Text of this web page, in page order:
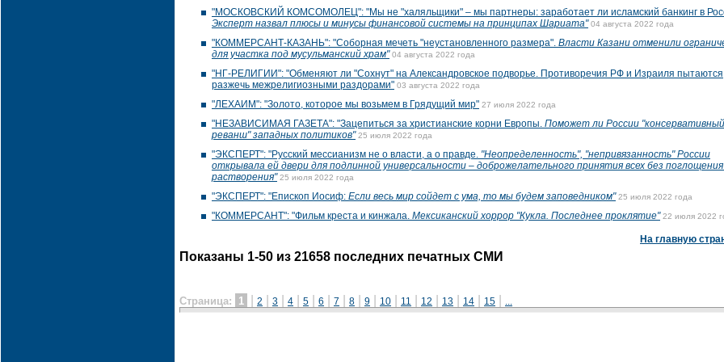
"МОСКОВСКИЙ КОМСОМОЛЕЦ": "Мы не "халяльщики" – мы партнеры: заработает ли исламский банкинг в
Эксперт назвал плюсы и минусы финансовой системы на принципах Шариата" 04 августа 2022 года
"КОММЕРСАНТ-КАЗАНЬ": "Соборная мечеть "неустановленного размера". Власти Казани отменили
для участка под мусульманский храм" 04 августа 2022 года
"НГ-РЕЛИГИИ": "Обменяют ли "Сохнут" на Александровское подворье. Противоречия РФ и Израиля пытаются
разжечь межрелигиозными раздорами" 03 августа 2022 года
"ЛЕХАИМ": "Золото, которое мы возьмем в Грядущий мир" 27 июля 2022 года
"НЕЗАВИСИМАЯ ГАЗЕТА": "Зацепиться за христианские корни Европы. Поможет ли России "консервативный
реванш" западных политиков" 25 июля 2022 года
"ЭКСПЕРТ": "Русский мессианизм не о власти, а о правде. "Неопределенность", "непривязанность" России
открывала ей двери для подлинной универсальности – доброжелательного принятия всех без
растворения" 25 июля 2022 года
"ЭКСПЕРТ": "Епископ Иосиф: Если весь мир сойдет с ума, то мы будем заповедником" 25 июля 2022 года
"КОММЕРСАНТ": "Фильм креста и кинжала. Мексиканский хоррор "Кукла. Последнее проклятие" 22 июля 2022
На главную
Показаны 1-50 из 21658 последних печатных СМИ
Страница: 1 2 3 4 5 6 7 8 9 10 11 12 13 14 15 ...